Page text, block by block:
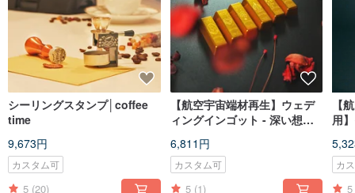
シーリングスタンプ│coffee
time
9,673円
カスタム可
5 (20)
【航空宇宙端材再生】ウェデ
ィングインゴット - 深い想い
6,811円
カスタム可
5 (1)
【
用
カ
5